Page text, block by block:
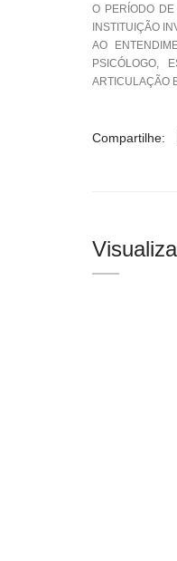
O PERÍODO
INSTITUIÇÃO
AO
PSICÓLOGO,
ARTICULAÇÃO
Compartilhe: